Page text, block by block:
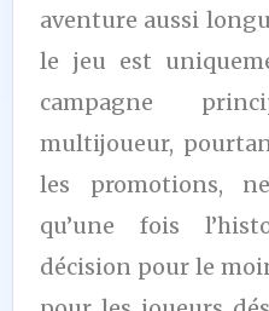
aventure aussi
le jeu est
campagne
multijoueur,
les promotions,
qu’une fois
décision pour le